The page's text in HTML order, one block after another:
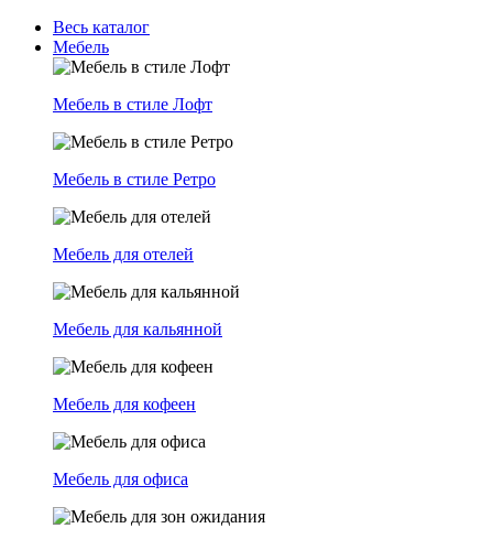
Весь каталог
Мебель
Мебель в стиле Лофт
Мебель в стиле Ретро
Мебель для отелей
Мебель для кальянной
Мебель для кофеен
Мебель для офиса